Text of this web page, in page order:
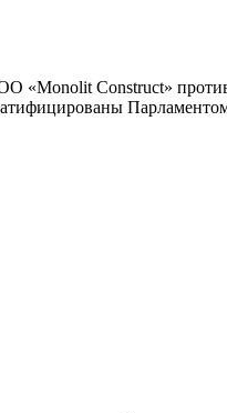
«Monolit Construct»